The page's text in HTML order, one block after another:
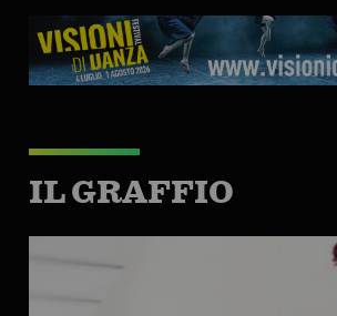
IL GRAFFIO